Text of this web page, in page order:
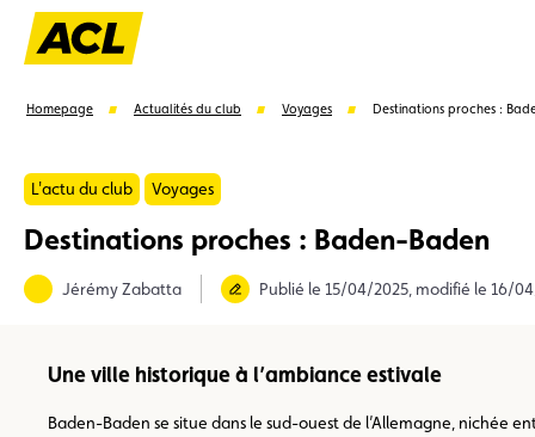
Suggestions
Homepage Actualités du club Voyages Destinations proches :
L'actu du club Voyages
Destinations proches : Baden-Baden
Jérémy Zabatta Publié le 15/04/2025, modifié le 16/
Une ville historique à l’ambiance estivale
Baden-Baden se situe dans le sud-ouest de l’Allemagne, nichée